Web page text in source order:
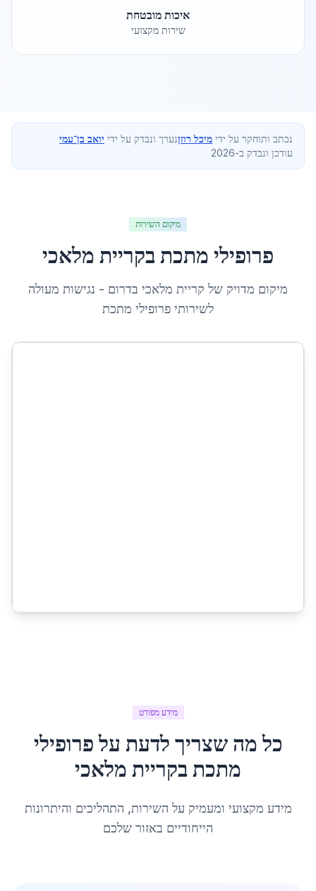
איכות מובטחת
שירות מקצועי
נכתב ותוחקר על ידי מיכל רוזןנערך ונבדק על ידי יואב בן־עמי
עודכן ונבדק ב-2026
מיקום השירות
פרופילי מתכת בקריית מלאכי
מיקום מדויק של קריית מלאכי בדרום - נגישות מעולה
לשירותי פרופילי מתכת
מידע מפורט
כל מה שצריך לדעת עלפרופילי
מתכת בקריית מלאכי
מידע מקצועי ומעמיק על השירות, התהליכים והיתרונות
הייחודיים באזור שלכם